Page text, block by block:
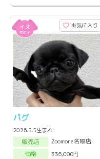
お気に入り
パグ
2026.5.5生まれ
販売店
Zoomore名取店
価格
336,000円